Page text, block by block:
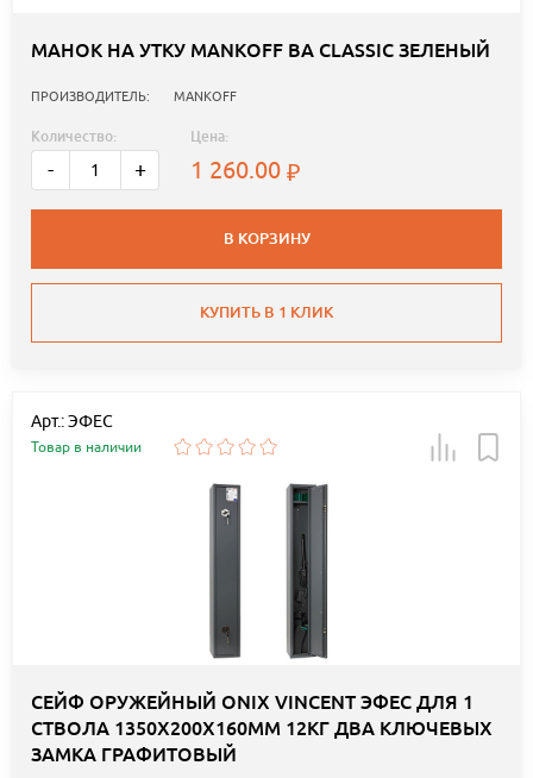
МАНОК НА УТКУ MANKOFF BA CLASSIC ЗЕЛЕНЫЙ
ПРОИЗВОДИТЕЛЬ: MANKOFF
Количество:
- +
Цена:
1 260.00
В КОРЗИНУ
КУПИТЬ В 1 КЛИК
Арт.: ЭФЕС
Товар в наличии
СЕЙФ ОРУЖЕЙНЫЙ ONIX VINCENT ЭФЕС ДЛЯ 1
СТВОЛА 1350Х200Х160ММ 12КГ ДВА КЛЮЧЕВЫХ
ЗАМКА ГРАФИТОВЫЙ